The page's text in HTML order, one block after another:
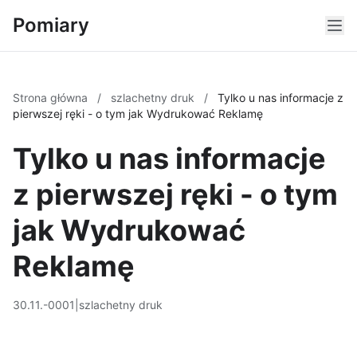
Pomiary
Strona główna / szlachetny druk /
Tylko u nas informacje z
pierwszej ręki - o tym jak Wydrukować Reklamę
Tylko u nas informacje
z pierwszej ręki - o tym
jak Wydrukować
Reklamę
30.11.-0001 szlachetny druk